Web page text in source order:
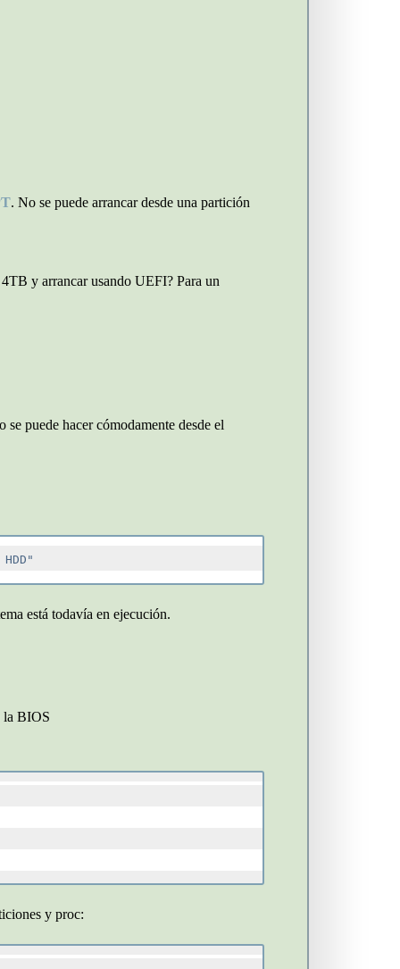
. No se puede arrancar desde una partición
y arrancar usando UEFI? Para un
se puede hacer cómodamente desde el
está todavía en ejecución.
la BIOS
y proc: